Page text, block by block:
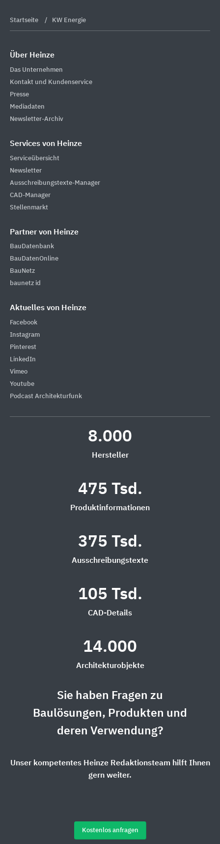
Startseite KW Energie
Über Heinze
Das Unternehmen
Kontakt und Kundenservice
Presse
Mediadaten
Newsletter-Archiv
Services von Heinze
Serviceübersicht
Newsletter
Ausschreibungstexte-Manager
CAD-Manager
Stellenmarkt
Partner von Heinze
BauDatenbank
BauDatenOnline
BauNetz
baunetz id
Aktuelles von Heinze
Facebook
Instagram
Pinterest
LinkedIn
Vimeo
Youtube
Podcast Architekturfunk
8.000
Hersteller
475 Tsd.
Produktinformationen
375 Tsd.
Ausschreibungstexte
105 Tsd.
CAD-Details
14.000
Architekturobjekte
Sie haben Fragen zu
Baulösungen, Produkten und
deren Verwendung?
Unser kompetentes Heinze Redaktionsteam hilft Ihnen
gern weiter.
Kostenlos anfragen